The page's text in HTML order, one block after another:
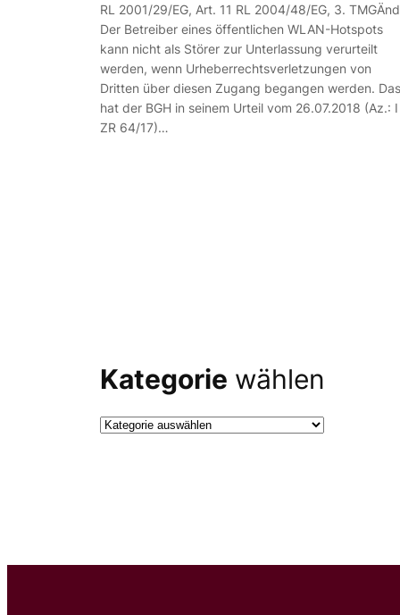
RL 2001/29/EG, Art. 11 RL 2004/48/EG, 3.
Der Betreiber eines öffentlichen WLAN-Hotspots
kann nicht als Störer zur Unterlassung verurteilt
werden, wenn Urheberrechtsverletzungen von
Dritten über diesen Zugang begangen werden. Das
hat der BGH in seinem Urteil vom 26.07.2018 (Az.: I
ZR 64/17)…
Kategorie wählen